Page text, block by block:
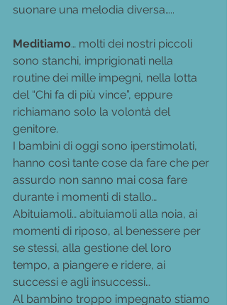
suonare una melodia diversa…..
Meditiamo… molti dei nostri piccoli
sono stanchi, imprigionati nella
routine dei mille impegni, nella lotta
del “Chi fa di più vince”, eppure
richiamano solo la volontà del
genitore.
I bambini di oggi sono iperstimolati,
hanno così tante cose da fare che per
assurdo non sanno mai cosa fare
durante i momenti di stallo…
Abituiamoli… abituiamoli alla noia, ai
momenti di riposo, al benessere per
se stessi, alla gestione del loro
tempo, a piangere e ridere, ai
successi e agli insuccessi…
Al bambino troppo impegnato stiamo